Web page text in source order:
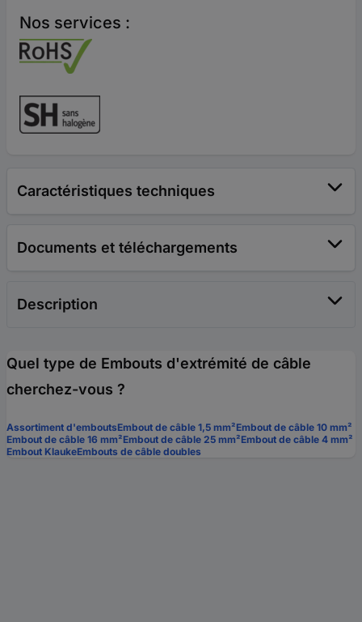
Nos services :
Caractéristiques techniques
Documents et téléchargements
Description
Quel type de Embouts d'extrémité de câble
cherchez-vous ?
Assortiment d'emboutsEmbout de câble 1,5 mm²Embout de câble 10 mm²
Embout de câble 16 mm²Embout de câble 25 mm²Embout de câble 4 mm²
Embout KlaukeEmbouts de câble doubles